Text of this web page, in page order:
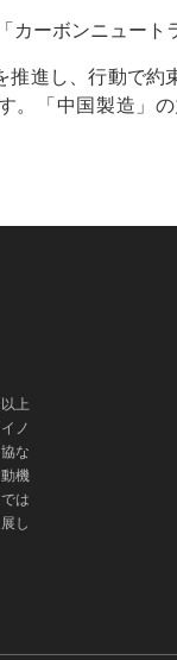
ーボンニュート
推進し、行動で
。「中国製造」
上
ノ
な
機
は
し